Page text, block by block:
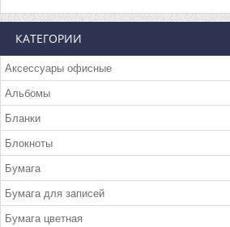
КАТЕГОРИИ
Аксессуары офисные
Альбомы
Бланки
Блокноты
Бумага
Бумага для записей
Бумага цветная